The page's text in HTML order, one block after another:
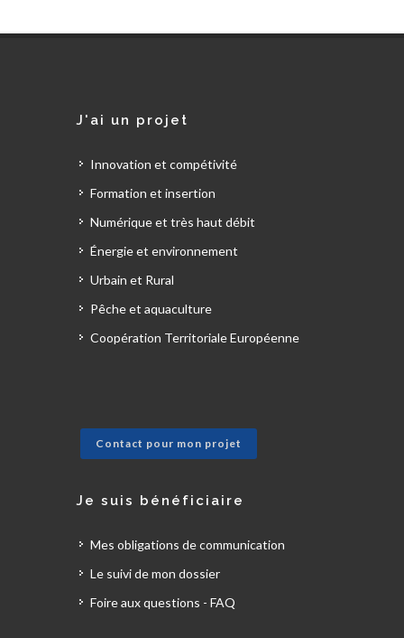
J'ai un projet
Innovation et compétivité
Formation et insertion
Numérique et très haut débit
Énergie et environnement
Urbain et Rural
Pêche et aquaculture
Coopération Territoriale Européenne
Contact pour mon projet
Je suis bénéficiaire
Mes obligations de communication
Le suivi de mon dossier
Foire aux questions - FAQ